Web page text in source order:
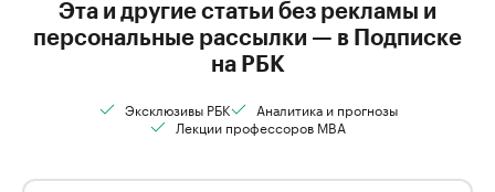
Эта и другие статьи без рекламы и
персональные рассылки — в Подписке
на РБК
Эксклюзивы РБК
Аналитика и прогнозы
Лекции профессоров MBA